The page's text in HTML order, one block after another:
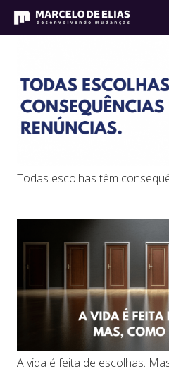
Todas escolhas têm
A vida é feita de escolhas.